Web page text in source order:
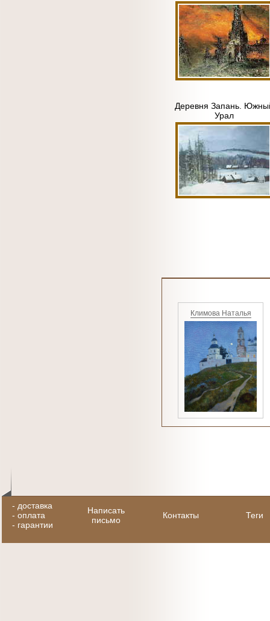
Деревня Запань.
Урал
Климова Наталья
- доставка
- оплата
- гарантии
Написать
письмо
Контакты Теги